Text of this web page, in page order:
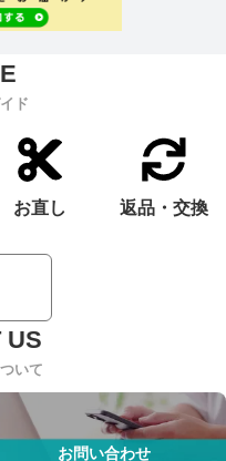
ド
お直し 返品・交換
いて
お問い合わせ